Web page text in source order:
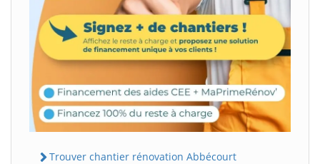
Trouver chantier rénovation Abbécourt